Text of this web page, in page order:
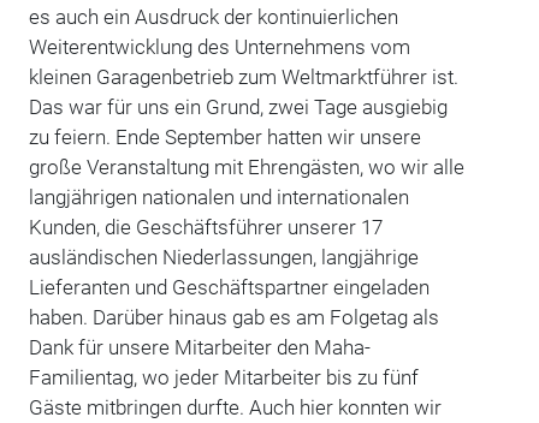
es auch ein Ausdruck der kontinuierlichen
Weiterentwicklung des Unternehmens vom
kleinen Garagenbetrieb zum Weltmarktführer ist.
Das war für uns ein Grund, zwei Tage ausgiebig
zu feiern. Ende September hatten wir unsere
große Veranstaltung mit Ehrengästen, wo wir alle
langjährigen nationalen und internationalen
Kunden, die Geschäftsführer unserer 17
ausländischen Niederlassungen, langjährige
Lieferanten und Geschäftspartner eingeladen
haben. Darüber hinaus gab es am Folgetag als
Dank für unsere Mitarbeiter den Maha-
Familientag, wo jeder Mitarbeiter bis zu fünf
Gäste mitbringen durfte. Auch hier konnten wir